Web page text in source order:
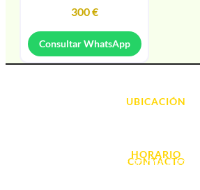
300€
Consultar WhatsApp
UBICACIÓN
HORARIO
L. - S. 10:00h a 22:00h
CONTACTO